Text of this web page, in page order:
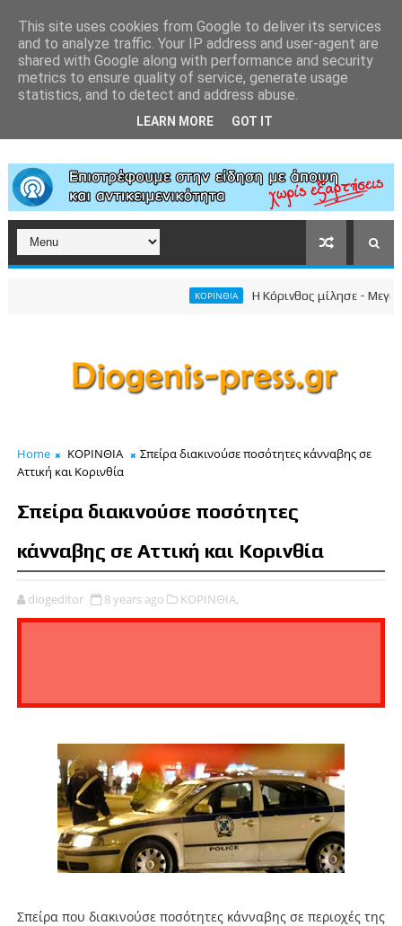
ΚΟΡΙΝΘΙΑ Η Κόρινθος μίλησε -
Home ΚΟΡΙΝΘΙΑ
Σπείρα διακινούσε ποσότητες κάνναβης σε
Αττική και Κορινθία
Σπείρα διακινούσε ποσότητες
κάνναβης σε Αττική και Κορινθία
diogeditor 8 years ago ΚΟΡΙΝΘΙΑ,
Σπείρα που διακινούσε ποσότητες κάνναβης σε περιοχές της
This site uses cookies from Google to deliver its services
and to analyze traffic. Your IP address and user-agent are
shared with Google along with performance and security
metrics to ensure quality of service, generate usage
statistics, and to detect and address abuse.
LEARN MORE GOT IT